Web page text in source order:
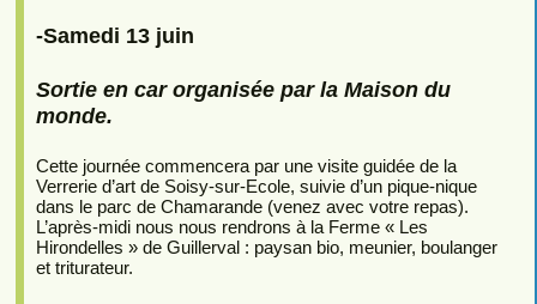
-Samedi 13 juin
Sortie en car organisée par la Maison du
monde.
Cette journée commencera par une visite guidée de la
Verrerie d’art de Soisy-sur-Ecole, suivie d’un pique-nique
dans le parc de Chamarande (venez avec votre repas).
L’après-midi nous nous rendrons à la Ferme « Les
Hirondelles » de Guillerval : paysan bio, meunier, boulanger
et triturateur.